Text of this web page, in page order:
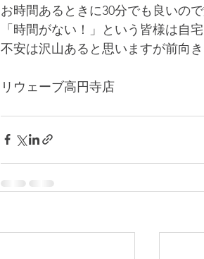
お時間あるときに30分でも良いの
「時間がない！」という皆様は自
不安は沢山あると思いますが前向
リウェーブ高円寺店